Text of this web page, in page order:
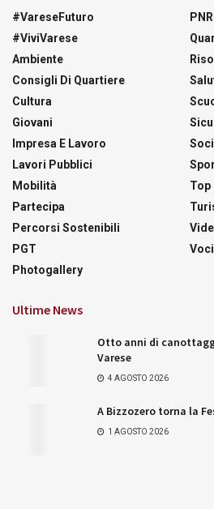
#VareseFuturo
#ViviVarese
Ambiente
Consigli Di Quartiere
Cultura
Giovani
Impresa E Lavoro
Lavori Pubblici
Mobilità
Partecipa
Percorsi Sostenibili
PGT
Photogallery
Top
Ultime News
Otto anni di
Varese
4 AGOSTO 2026
A Bizzozero torna la
1 AGOSTO 2026